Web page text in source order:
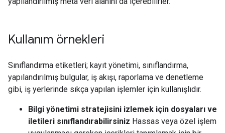
Kullanım örnekleri
Sınıflandırma etiketleri; kayıt yönetimi, sınıflandırma,
yapılandırılmış bulgular, iş akışı, raporlama ve denetleme
gibi, iş yerlerinde sıkça yapılan işlemler için kullanışlıdır.
Bilgi yönetimi stratejisini izlemek için dosyaları ve
iletileri sınıflandırabilirsiniz Hassas veya özel işlem